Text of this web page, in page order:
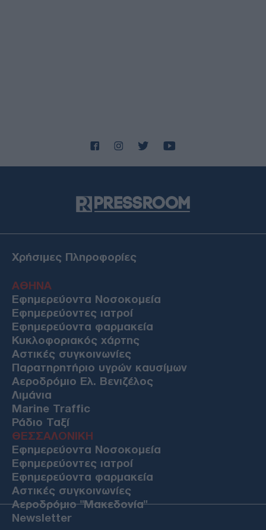
Χρήσιμες Πληροφορίες
ΑΘΗΝΑ
Εφημερεύοντα Νοσοκομεία
Εφημερεύοντες ιατροί
Εφημερεύοντα φαρμακεία
Κυκλοφοριακός χάρτης
Αστικές συγκοινωνίες
Παρατηρητήριο υγρών καυσίμων
Αεροδρόμιο Ελ. Βενιζέλος
Λιμάνια
Marine Traffic
Ράδιο Ταξί
ΘΕΣΣΑΛΟΝΙΚΗ
Εφημερεύοντα Νοσοκομεία
Εφημερεύοντες ιατροί
Εφημερεύοντα φαρμακεία
Αστικές συγκοινωνίες
Αεροδρόμιο "Μακεδονία"
Newsletter